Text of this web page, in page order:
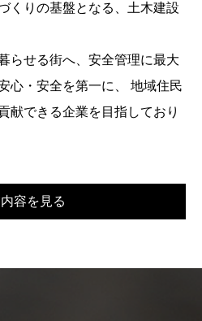
くりの基盤となる、土木建設
らせる街へ、安全管理に最大
心・安全を第一に、
地域住民
献できる企業を目指しており
容を見る